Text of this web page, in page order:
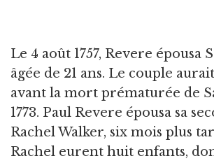
Le 4 août 1757, Revere épousa
âgée de 21 ans. Le couple
avant la mort prématurée de
1773. Paul Revere épousa sa
Rachel Walker, six mois plus
Rachel eurent huit enfants,